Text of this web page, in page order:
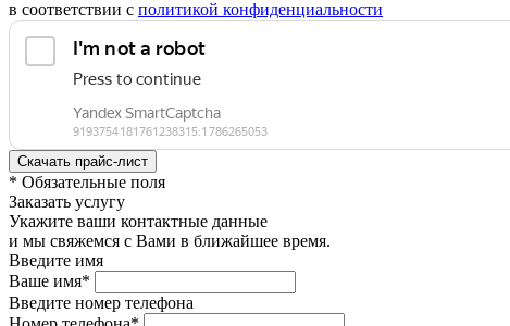
в соответствии с политикой конфиденциальности
* Обязательные поля
Заказать услугу
Укажите ваши контактные данные
и мы свяжемся с Вами в ближайшее время.
Введите имя
Ваше имя*
Введите номер телефона